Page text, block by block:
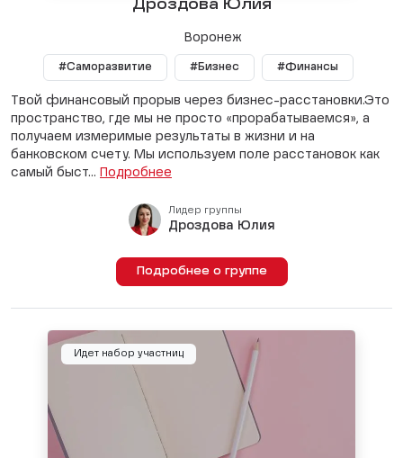
Дроздoва Юлия
Воронеж
#Саморазвитие #Бизнес #Финансы
Твой финансовый прорыв через бизнес-расстановки.Это
пространство, где мы не просто «прорабатываемся», а
получаем измеримые результаты в жизни и на
банковском счету. Мы используем поле расстановок как
самый быст... Подробнее
Лидер группы
Дроздoва Юлия
Подробнее о группе
Идет набор участниц